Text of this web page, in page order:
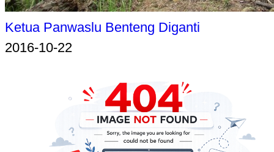
Ketua Panwaslu Benteng Diganti
2016-10-22